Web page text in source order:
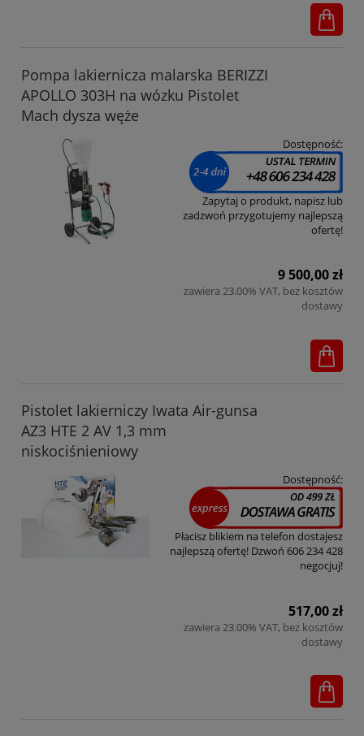
Pompa lakiernicza malarska BERIZZI
APOLLO 303H na wózku Pistolet
Mach dysza węże
Dostępność:
Zapytaj o produkt, napisz lub
zadzwoń przygotujemy najlepszą
ofertę!
9 500,00 zł
zawiera 23.00% VAT, bez kosztów
dostawy
Pistolet lakierniczy Iwata Air-gunsa
AZ3 HTE 2 AV 1,3 mm
niskociśnieniowy
Dostępność:
Płacisz blikiem na telefon dostajesz
najlepszą ofertę! Dzwoń 606 234 428
negocjuj!
517,00 zł
zawiera 23.00% VAT, bez kosztów
dostawy